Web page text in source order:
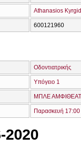
Athanasios
600121960
Οδοντιατρικής
Υπόγειο 1
ΜΠΛΕ
Παρασκευή
2020